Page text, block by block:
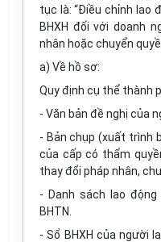
tục là: “Điều chỉnh lao
BHXH đối với doanh
nhân hoặc chuyển
a) Về hồ sơ:
Quy định cụ thể thành
- Văn bản đề nghị của
- Bản chụp (xuất trình
của cấp có thẩm
thay đổi pháp nhân,
- Danh sách lao động
BHTN.
- Sổ BHXH của người